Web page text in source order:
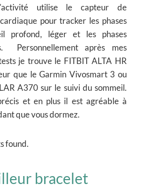
utilise le capteur de
pour tracker les phases
profond, léger et les phases
Personnellement après mes
je trouve le FITBIT ALTA HR
que le Garmin Vivosmart 3 ou
A370 sur le suivi du sommeil.
et en plus il est agréable à
que vous dormez.
found.
bracelet